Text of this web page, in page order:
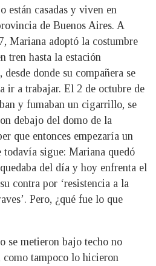
están casadas y viven en
de Buenos Aires. A
Mariana adoptó la costumbre
tren hasta la estación
donde su compañera se
ir a trabajar. El 2 de octubre de
y fumaban un cigarrillo, se
debajo del domo de la
que entonces empezaría un
sigue: Mariana quedó
del día y hoy enfrenta el
contra por ‘resistencia a la
Pero, ¿qué fue lo que
se metieron bajo techo no
tampoco lo hicieron